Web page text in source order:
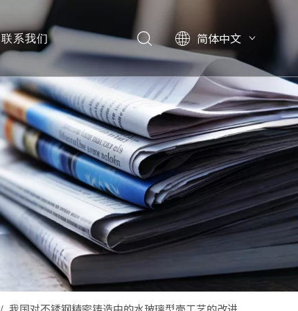
联系我们 简体中文